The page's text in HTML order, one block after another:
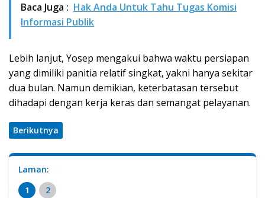
Baca Juga : Hak Anda Untuk Tahu Tugas Komisi
Informasi Publik
Lebih lanjut, Yosep mengakui bahwa waktu persiapan
yang dimiliki panitia relatif singkat, yakni hanya sekitar
dua bulan. Namun demikian, keterbatasan tersebut
dihadapi dengan kerja keras dan semangat pelayanan.
Berikutnya
Laman:
1
2